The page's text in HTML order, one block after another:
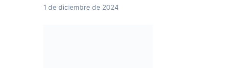
1 de diciembre de 2024